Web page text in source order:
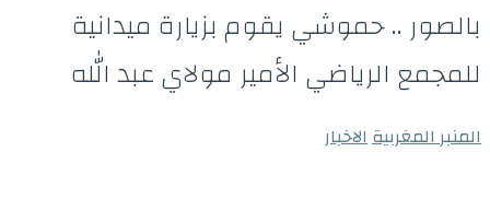
بالصور .. حموشي يقوم بزيارة ميدانية
للمجمع الرياضي الأمير مولاي عبد الله
المنبر المغربيةالاخبار